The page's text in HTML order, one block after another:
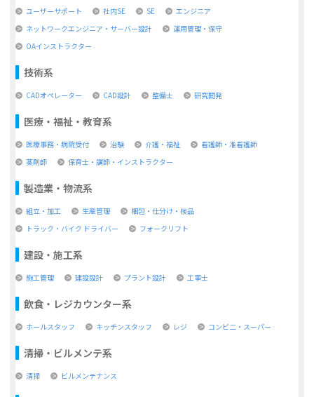
ユーザーサポート 社内SE SE
エンジニア
ネットワークエンジニア・サーバー設計
運用管理・保守
OAインストラクター
技術系
CADオペレーター CAD設計 整備士 研究開発
医療・福祉・教育系
医療事務・病院受付 治験 介護・福祉
看護師・准看護師
薬剤師
保育士・講師・インストラクター
製造業・物流系
組立・加工 生産管理
梱包・仕分け・検品
トラック・バイク ドライバー
フォークリフト
建設・施工系
施工管理 建設設計 プラント設計 工事士
飲食・レジカウンター系
ホールスタッフ キッチンスタッフ レジ コンビ二・スーパー
清掃・ビルメンテ系
清掃 ビルメンテナンス